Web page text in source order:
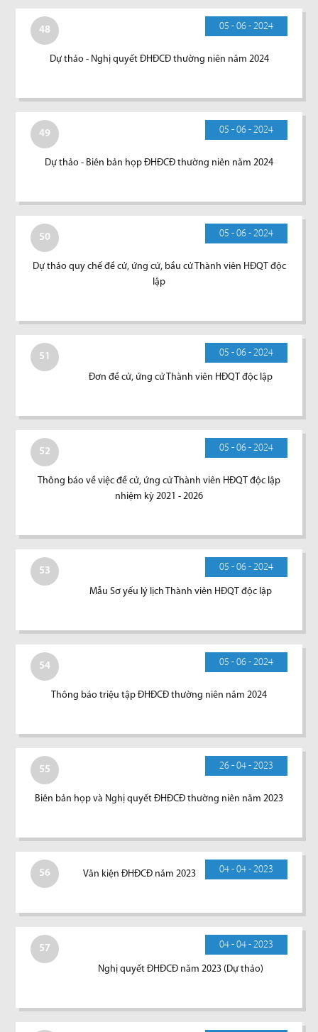
48 05 - 06 - 2024
Dự thảo - Nghị quyết ĐHĐCĐ thường niên năm 2024
49 05 - 06 - 2024
Dự thảo - Biên bản họp ĐHĐCĐ thường niên năm 2024
50 05 - 06 - 2024
Dự thảo quy chế đề cử, ứng cử, bầu cử Thành viên HĐQT độc
lập
51 05 - 06 - 2024
Đơn đề cử, ứng cử Thành viên HĐQT độc lập
52 05 - 06 - 2024
Thông báo về việc đề cử, ứng cử Thành viên HĐQT độc lập
nhiệm kỳ 2021 - 2026
53 05 - 06 - 2024
Mẫu Sơ yếu lý lịch Thành viên HĐQT độc lập
54 05 - 06 - 2024
Thông báo triệu tập ĐHĐCĐ thường niên năm 2024
55 26 - 04 - 2023
Biên bản họp và Nghị quyết ĐHĐCĐ thường niên năm 2023
56 04 - 04 - 2023
Văn kiện ĐHĐCĐ năm 2023
57 04 - 04 - 2023
Nghị quyết ĐHĐCĐ năm 2023 (Dự thảo)